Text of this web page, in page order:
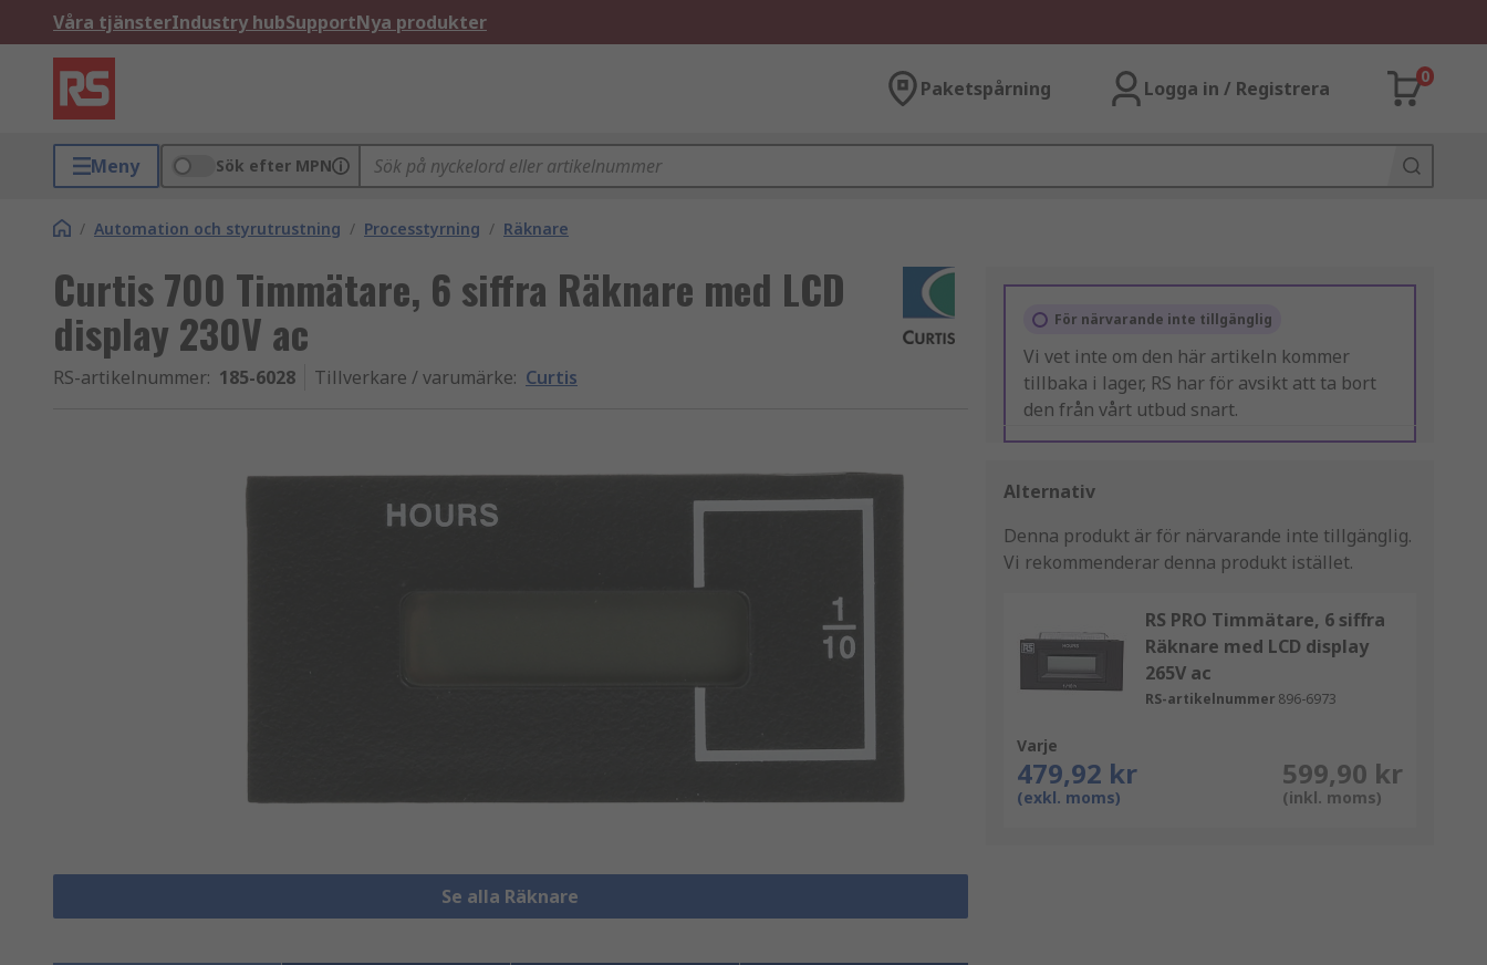
Våra tjänsterIndustry hubSupportNya produkter
Paketspårning Logga in / Registrera
0
Meny Sök efter MPN
/ Automation och styrutrustning / Processtyrning / Räknare
Curtis 700 Timmätare, 6 siffra Räknare med LCD
display 230V ac
RS-artikelnummer: 185-6028 Tillverkare / varumärke: Curtis
Se alla Räknare
För närvarande inte tillgänglig
Vi vet inte om den här artikeln kommer
tillbaka i lager, RS har för avsikt att ta bort
den från vårt utbud snart.
Alternativ
Denna produkt är för närvarande inte tillgänglig.
Vi rekommenderar denna produkt istället.
RS PRO Timmätare, 6 siffra
Räknare med LCD display
265V ac
RS-artikelnummer 896-6973
Varje
479,92 kr
(exkl. moms)
599,90 kr
(inkl. moms)